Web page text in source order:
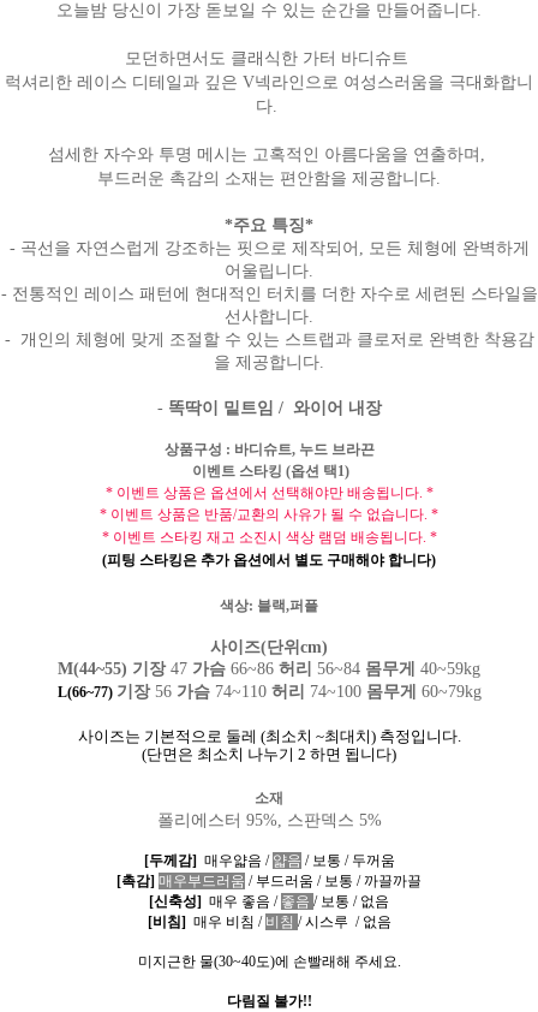
오늘밤 당신이 가장 돋보일 수 있는 순간을 만들어줍니다.
모던하면서도 클래식한 가터 바디슈트
럭셔리한 레이스 디테일과 깊은 V넥라인으로 여성스러움을 극대화합니
다.
섬세한 자수와 투명 메시는 고혹적인 아름다움을 연출하며,
부드러운 촉감의 소재는 편안함을 제공합니다.
*주요 특징*
- 곡선을 자연스럽게 강조하는 핏으로 제작되어, 모든 체형에 완벽하게
어울립니다.
- 전통적인 레이스 패턴에 현대적인 터치를 더한 자수로 세련된 스타일을
선사합니다.
- 개인의 체형에 맞게 조절할 수 있는 스트랩과 클로저로 완벽한 착용감
을 제공합니다.
- 똑딱이 밑트임 / 와이어 내장
상품구성 : 바디슈트, 누드 브라끈
이벤트 스타킹 (옵션 택1)
* 이벤트 상품은 옵션에서 선택해야만 배송됩니다. *
* 이벤트 상품은 반품/교환의 사유가 될 수 없습니다. *
* 이벤트 스타킹 재고 소진시 색상 램덤 배송됩니다. *
(피팅 스타킹은 추가 옵션에서 별도 구매해야 합니다)
색상: 블랙,퍼플
사이즈(단위cm)
M(44~55) 기장 47 가슴 66~86 허리 56~84 몸무게 40~59kg
L(66~77) 기장 56 가슴 74~110허리 74~100 몸무게 60~79kg
사이즈는 기본적으로 둘레 (최소치 ~최대치) 측정입니다.
(단면은 최소치 나누기 2 하면 됩니다)
소재
폴리에스터 95%, 스판덱스 5%
[두께감] 매우얇음 / 얇음 / 보통 / 두꺼움
[촉감] 매우부드러움 / 부드러움 / 보통 /까끌까끌
[신축성] 매우 좋음 / 좋음 / 보통 / 없음
[비침] 매우 비침 / 비침 /시스루 / 없음
미지근한 물(30~40도)에 손빨래해 주세요.
다림질 불가!!